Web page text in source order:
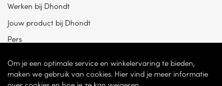
Werken bij Dhondt
Jouw product bij Dhondt
Pers
Om je een optimale service en winkelervaring te bieden,
maken we gebruik van cookies. Hier vind je meer informatie